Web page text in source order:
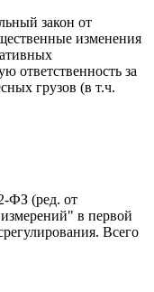
закон от
изменения
ответственность за
грузов (в т.ч.
ФЗ (ред. от
в первой
Всего